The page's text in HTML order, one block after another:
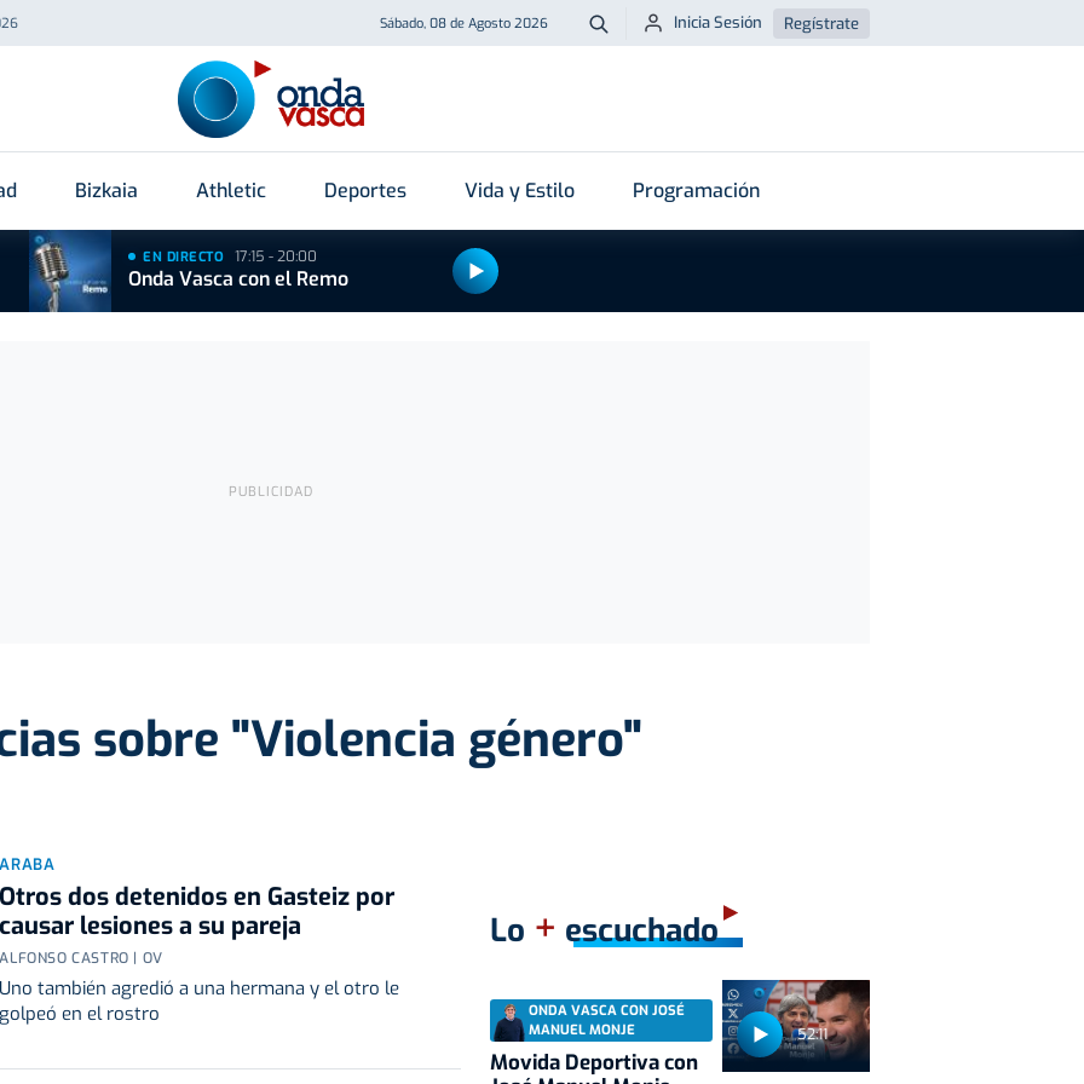
Sábado, 08 de Agosto 2026 Buscar
Inicia Sesión Regístrate
Bizkaia Athletic Deportes Vida y Estilo Programación
EN DIRECTO 17:15 - 20:00
Onda Vasca con el Remo
sobre "Violencia género"
ARABA
Otros dos detenidos en Gasteiz por
causar lesiones a su pareja
ALFONSO CASTRO | OV
Uno también agredió a una hermana y el otro le
golpeó en el rostro
Lo + escuchado
52:11
ONDA VASCA CON JOSÉ
MANUEL MONJE
Movida Deportiva con